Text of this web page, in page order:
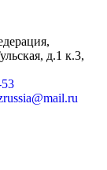
д.1 к.3,